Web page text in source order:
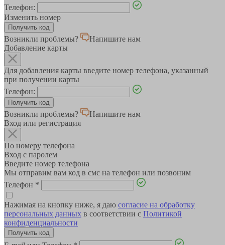
Телефон:
Изменить номер
Возникли проблемы?
Напишите нам
Добавление карты
Для добавления карты введите номер телефона, указанный
при получении карты
Телефон:
Возникли проблемы?
Напишите нам
Вход или регистрация
По номеру телефона
Вход с паролем
Введите номер телефона
Мы отправим вам код в смс на телефон или позвоним
Телефон *
Нажимая на кнопку ниже, я даю согласие на обработку
персональных данных в соответствии с Политикой
конфиденциальности